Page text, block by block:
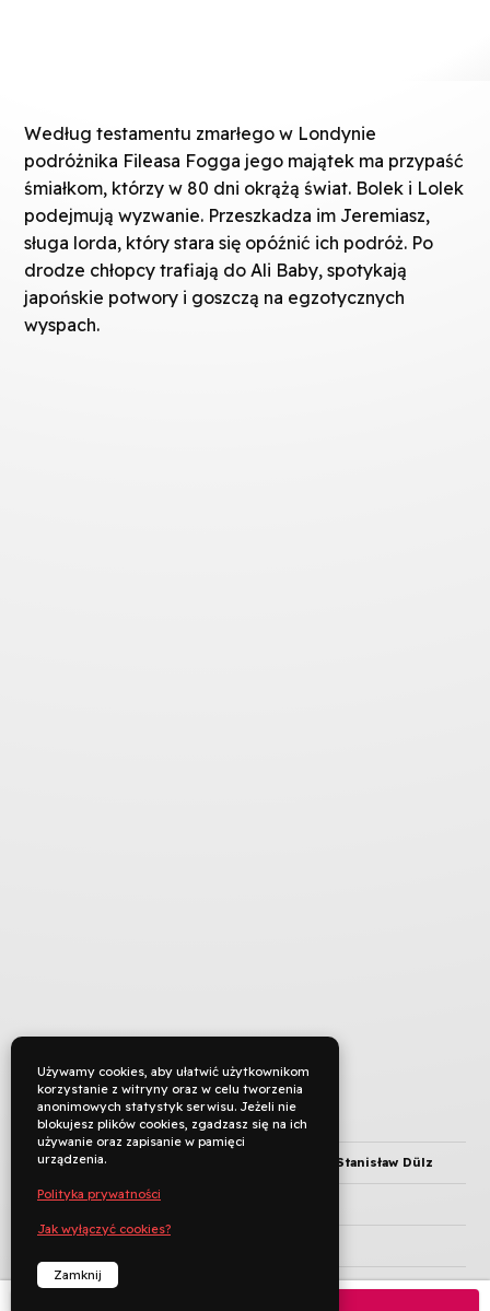
Według testamentu zmarłego w Londynie
podróżnika Fileasa Fogga jego majątek ma przypaść
śmiałkom, którzy w 80 dni okrążą świat. Bolek i Lolek
podejmują wyzwanie. Przeszkadza im Jeremiasz,
sługa lorda, który stara się opóźnić ich podróż. Po
drodze chłopcy trafiają do Ali Baby, spotykają
japońskie potwory i goszczą na egzotycznych
wyspach.
TYTUŁ ORYGINALNY
REŻYSERIA Władysław Nehrebecki, Stanisław Dülz
KRAJ PRODUKCJI
JĘZYK ORYGINAŁU
Używamy cookies, aby ułatwić użytkownikom
korzystanie z witryny oraz w celu tworzenia
anonimowych statystyk serwisu. Jeżeli nie
blokujesz plików cookies, zgadzasz się na ich
używanie oraz zapisanie w pamięci
urządzenia.
Polityka prywatności
Jak wyłączyć cookies?
Zamknij